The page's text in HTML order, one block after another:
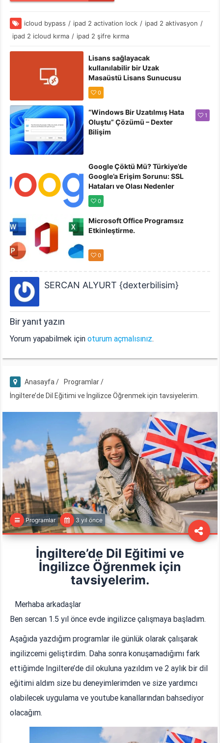
icloud bypass / ipad 2 activation lock / ipad 2 aktivasyon /
ipad 2 icloud kırma / ipad 2 şifre kırma
Lisans sağlayacak
kullanılabilir bir Uzak
Masaüstü Lisans Sunucusu
olmadığından” Hatası
Çözümü
0
“Windows Bir Uzatılmış Hata
Oluştu” Çözümü – Dexter
Bilişim
1
Google Çöktü Mü? Türkiye’de
Google’a Erişim Sorunu: SSL
Hataları ve Olası Nedenler
0
Microsoft Office Programsız
Etkinleştirme.
0
SERCAN ALYURT {dexterbilisim}
Bir yanıt yazın
Yorum yapabilmek içinoturum açmalısınız.
Anasayfa /
Programlar /
İngiltere’de Dil Eğitimi ve İngilizce Öğrenmek için tavsiyelerim.
Programlar 3 yıl önce
İngiltere’de Dil Eğitimi ve
İngilizce Öğrenmek için
tavsiyelerim.
Merhaba arkadaşlar
Ben sercan 1.5 yıl önce evde ingilizce çalışmaya başladım.
Aşağıda yazdığım programlar ile günlük olarak çalışarak
ingilizcemi geliştirdim. Daha sonra konuşamadığımı fark
ettiğimde Ingiltere’de dil okuluna yazıldım ve 2 aylık bir dil
eğitimi aldım size bu deneyimlerimden ve size yardımcı
olabilecek uygulama ve youtube kanallarından bahsediyor
olacağım.